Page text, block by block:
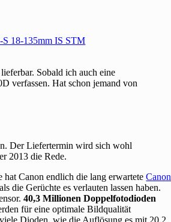
Sobald ich auch eine
verfassen. Hat schon jemand von
Der Liefertermin wird sich wohl
2013 die Rede.
hat Canon endlich die lang erwarteteCanon
die Gerüchte es verlauten lassen haben.
40,3 Millionen Doppelfotodioden
für eine optimale Bildqualität
Dioden, wie die Auflösung es mit 20,2